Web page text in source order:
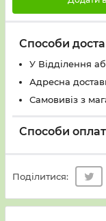
Способи
У Вiддiлення
Адресна
Самовивіз з
Способи
Поділитися: